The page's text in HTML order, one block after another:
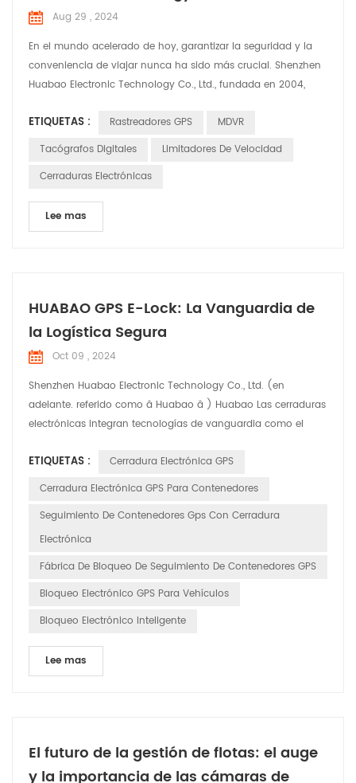
Aug 29 , 2024
En el mundo acelerado de hoy, garantizar la seguridad y la
conveniencia de viajar nunca ha sido más crucial. Shenzhen
Huabao Electronic Technology Co., Ltd., fundada en 2004,
más de 350 empleados, incluidos 100 ingenieros dedicados a
I+D, Huabao ha superado continuamente los límites de la
ETIQUETAS : Rastreadores GPS
MDVR
Tacógrafos Digitales
Limitadores De Velocidad
Cerraduras Electrónicas
Lee mas
HUABAO GPS E-Lock: La Vanguardia de
la Logística Segura
Oct 09 , 2024
Shenzhen Huabao Electronic Technology Co., Ltd. (en
adelante. referido como â Huabao â ) Huabao Las cerraduras
electrónicas integran tecnologías de vanguardia como el
que ofrece seguridad integral soluciones para la industria
logística. Productos destacados: 1. Seguimiento y monitoreo
ETIQUETAS :
Cerradura Electrónica GPS
Cerradura Electrónica GPS Para Contenedores
Seguimiento De Contenedores Gps Con Cerradura
Electrónica
Fábrica De Bloqueo De Seguimiento De Contenedores GPS
Bloqueo Electrónico GPS Para Vehículos
Bloqueo Electrónico Inteligente
Lee mas
El futuro de la gestión de flotas: el auge
y la importancia de las cámaras de